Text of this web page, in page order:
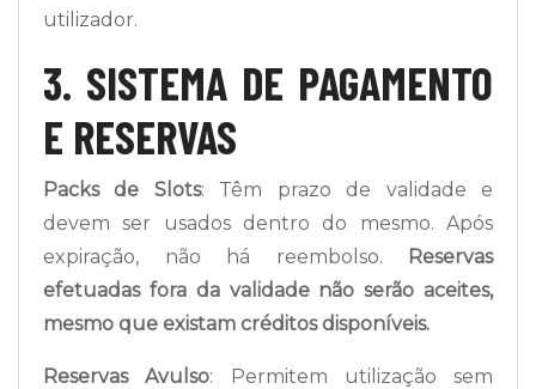
utilizador.
3. SISTEMA DE PAGAMENTO
E RESERVAS
Packs de Slots: Têm prazo de validade e
devem ser usados dentro do mesmo. Após
expiração, não há reembolso.
Reservas
efetuadas fora da validade não serão aceites,
mesmo que existam créditos disponíveis.
Reservas Avulso: Permitem utilização sem